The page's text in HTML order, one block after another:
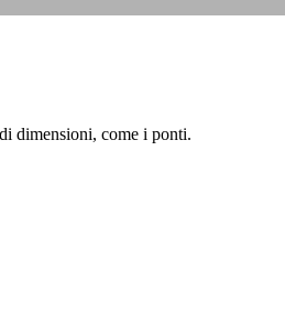
dimensioni, come i ponti.